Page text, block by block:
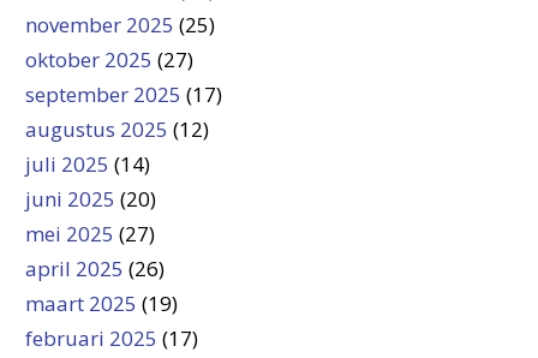
november 2025 (25)
oktober 2025 (27)
september 2025 (17)
augustus 2025 (12)
juli 2025 (14)
juni 2025 (20)
mei 2025 (27)
april 2025 (26)
maart 2025 (19)
februari 2025 (17)